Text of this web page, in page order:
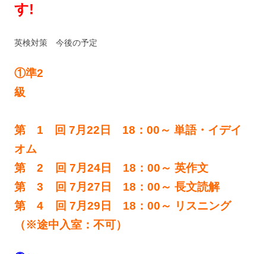
す!
英検対策 今後の予定
①準2
級
第 1 回 7月22日 18：00～ 単語・イデイ
オム
第 2 回 7月24日 18：00～ 英作文
第 3 回 7月27日 18：00～ 長文読解
第 4 回 7月29日 18：00～ リスニング
（※途中入室：不可）